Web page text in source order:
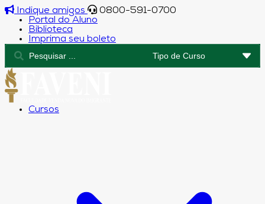
Indique amigos
0800-591-0700
Portal do Aluno
Biblioteca
Imprima seu boleto
Cursos